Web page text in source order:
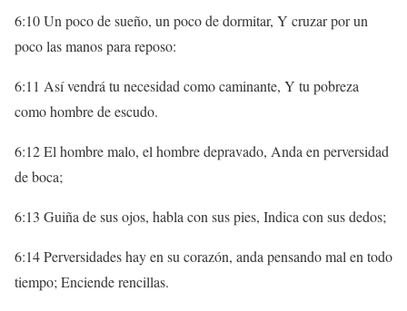
6:10 Un poco de sueño, un poco de dormitar, Y cruzar por un
poco las manos para reposo:
6:11 Así vendrá tu necesidad como caminante, Y tu pobreza
como hombre de escudo.
6:12 El hombre malo, el hombre depravado, Anda en perversidad
de boca;
6:13 Guiña de sus ojos, habla con sus pies, Indica con sus dedos;
6:14 Perversidades hay en su corazón, anda pensando mal en todo
tiempo; Enciende rencillas.